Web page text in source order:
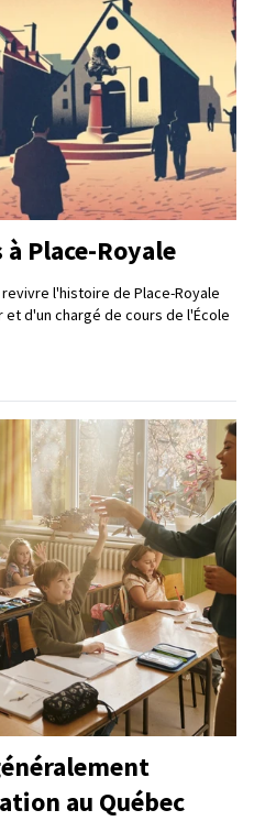
Place-Royale
l'histoire de Place-Royale
d'un chargé de cours de l'École
au Québec